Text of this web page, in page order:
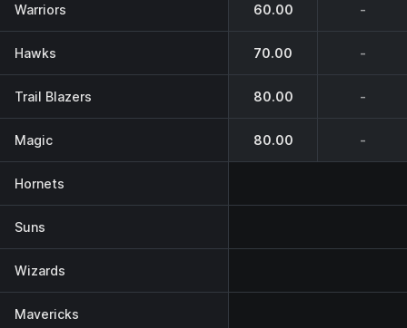
Warriors 60.00 -
Hawks 70.00 -
Trail Blazers 80.00 -
Magic 80.00 -
Hornets
Suns
Wizards
Mavericks